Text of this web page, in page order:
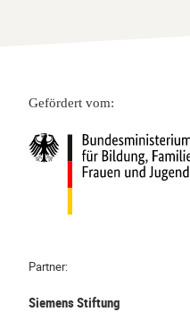
Gefördert vom:
Partner:
Siemens Stiftung